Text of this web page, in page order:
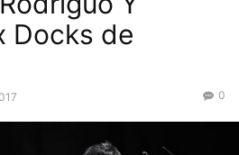
Docks de
0